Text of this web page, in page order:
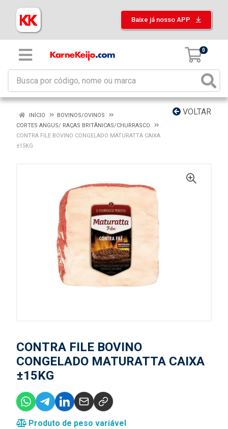
Baixe já nosso APP
0
VOLTAR
INÍCIO
BOVINOS/OVINOS
CORTES ANGUS/ RAÇAS BRITÂNICAS/CHURRASCO
CONTRA FILE BOVINO CONGELADO MATURATTA CAIXA
±15KG
CONTRA FILE BOVINO
CONGELADO MATURATTA CAIXA
±15KG
Produto de peso variável